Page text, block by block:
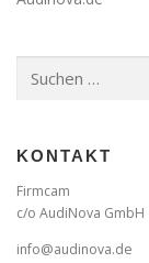
nach:
KONTAKT
Firmcam
c/o AudiNova GmbH
info@audinova.de